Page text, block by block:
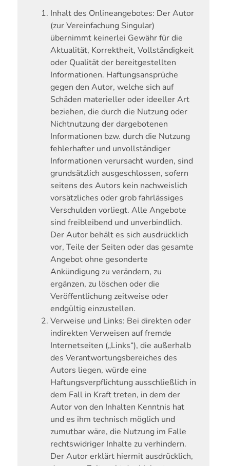
Inhalt des Onlineangebotes: Der Autor
(zur Vereinfachung Singular)
übernimmt keinerlei Gewähr für die
Aktualität, Korrektheit, Vollständigkeit
oder Qualität der bereitgestellten
Informationen. Haftungsansprüche
gegen den Autor, welche sich auf
Schäden materieller oder ideeller Art
beziehen, die durch die Nutzung oder
Nichtnutzung der dargebotenen
Informationen bzw. durch die Nutzung
fehlerhafter und unvollständiger
Informationen verursacht wurden, sind
grundsätzlich ausgeschlossen, sofern
seitens des Autors kein nachweislich
vorsätzliches oder grob fahrlässiges
Verschulden vorliegt. Alle Angebote
sind freibleibend und unverbindlich.
Der Autor behält es sich ausdrücklich
vor, Teile der Seiten oder das gesamte
Angebot ohne gesonderte
Ankündigung zu verändern, zu
ergänzen, zu löschen oder die
Veröffentlichung zeitweise oder
endgültig einzustellen.
Verweise und Links: Bei direkten oder
indirekten Verweisen auf fremde
Internetseiten („Links“), die außerhalb
des Verantwortungsbereiches des
Autors liegen, würde eine
Haftungsverpflichtung ausschließlich in
dem Fall in Kraft treten, in dem der
Autor von den Inhalten Kenntnis hat
und es ihm technisch möglich und
zumutbar wäre, die Nutzung im Falle
rechtswidriger Inhalte zu verhindern.
Der Autor erklärt hiermit ausdrücklich,